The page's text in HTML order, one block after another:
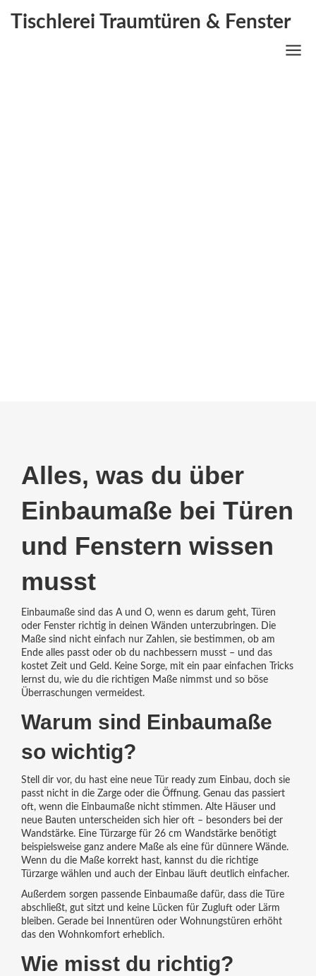
Tischlerei Traumtüren & Fenster
Alles, was du über
Einbaumaße bei Türen
und Fenstern wissen
musst
Einbaumaße sind das A und O, wenn es darum geht, Türen
oder Fenster richtig in deinen Wänden unterzubringen. Die
Maße sind nicht einfach nur Zahlen, sie bestimmen, ob am
Ende alles passt oder ob du nachbessern musst – und das
kostet Zeit und Geld. Keine Sorge, mit ein paar einfachen Tricks
lernst du, wie du die richtigen Maße nimmst und so böse
Überraschungen vermeidest.
Warum sind Einbaumaße
so wichtig?
Stell dir vor, du hast eine neue Tür ready zum Einbau, doch sie
passt nicht in die Zarge oder die Öffnung. Genau das passiert
oft, wenn die Einbaumaße nicht stimmen. Alte Häuser und
neue Bauten unterscheiden sich hier oft – besonders bei der
Wandstärke. Eine Türzarge für 26 cm Wandstärke benötigt
beispielsweise ganz andere Maße als eine für dünnere Wände.
Wenn du die Maße korrekt hast, kannst du die richtige
Türzarge wählen und auch der Einbau läuft deutlich einfacher.
Außerdem sorgen passende Einbaumaße dafür, dass die Türe
abschließt, gut sitzt und keine Lücken für Zugluft oder Lärm
bleiben. Gerade bei Innentüren oder Wohnungstüren erhöht
das den Wohnkomfort erheblich.
Wie misst du richtig?